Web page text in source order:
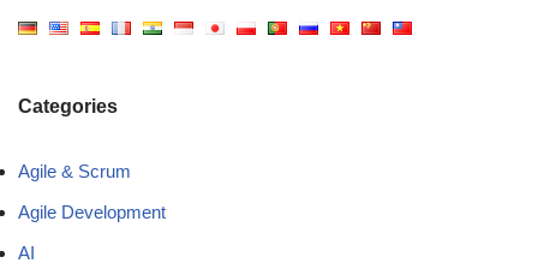
Categories
Agile & Scrum
Agile Development
AI